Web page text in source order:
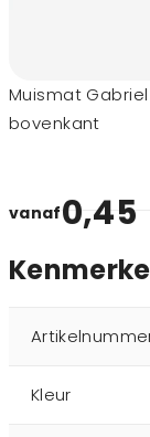
Muismat
bovenkant
vanaf0,45
Kleur